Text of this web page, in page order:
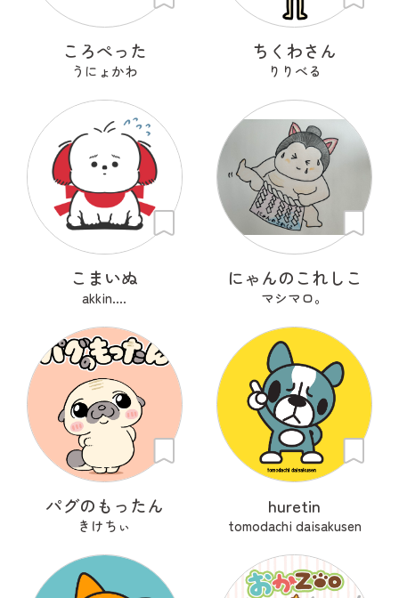
ころぺった
うにょかわ
ちくわさん
りりべる
こまいぬ
akkin....
にゃんのこれしこ
マシマロ。
パグのもったん
きけちぃ
huretin
tomodachi daisakusen